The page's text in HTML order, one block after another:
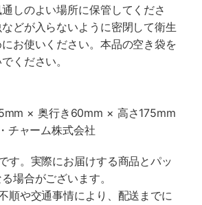
しのよい場所に保管してくださ
どが入らないように密閉して衛生
お使いください。本品の空き袋を
ください。
× 奥行き60mm × 高さ175mm
チャーム株式会社
す。実際にお届けする商品とパッ
場合がございます。
順や交通事情により、配送までに